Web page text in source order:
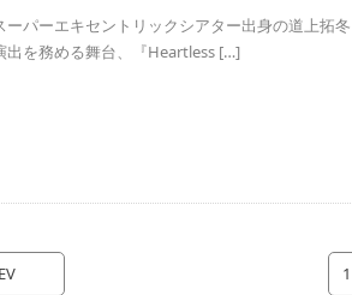
パーエキセントリックシアター出身の道上拓冬
出を務める舞台、『Heartless […]
1